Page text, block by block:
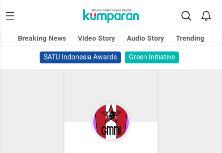
Breaking News Video Story Audio Story
Trending
SATU Indonesia Awards
Green Initiative